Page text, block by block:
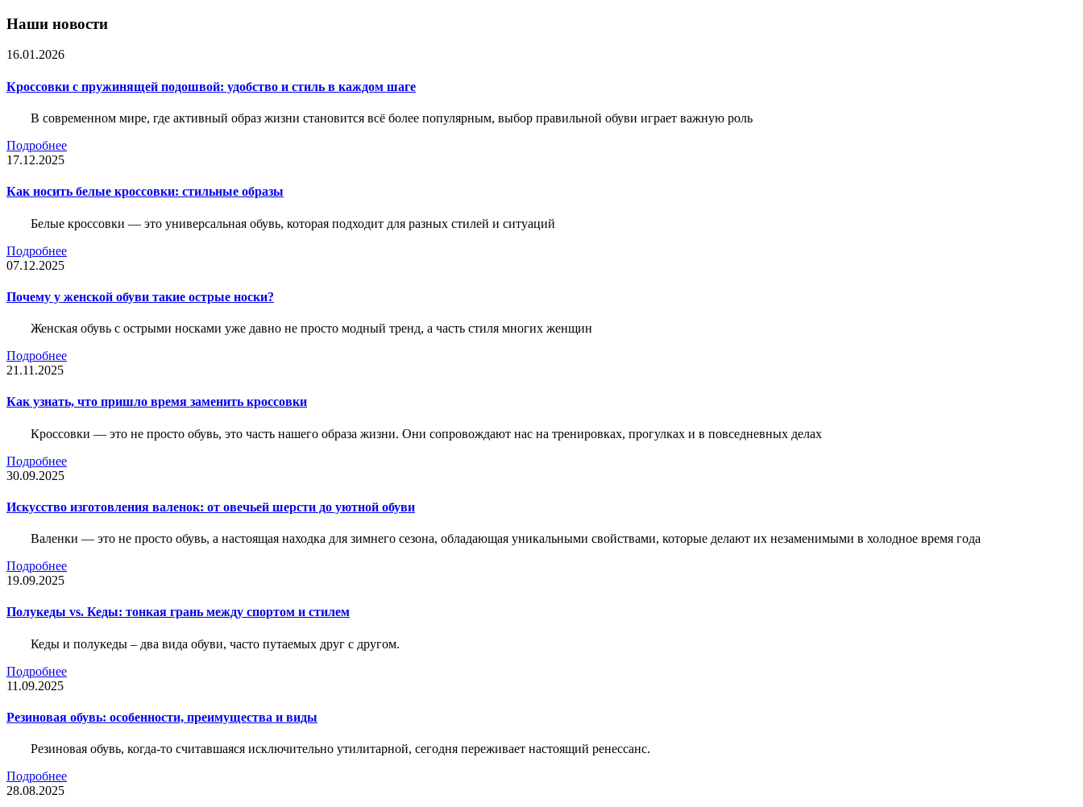
Наши новости
16.01.2026
Кроссовки с пружинящей подошвой: удобство и стиль в каждом шаге
В современном мире, где активный образ жизни становится всё более популярным, выбор правильной обуви играет важную роль
Подробнее
17.12.2025
Как носить белые кроссовки: стильные образы
Белые кроссовки — это универсальная обувь, которая подходит для разных стилей и ситуаций
Подробнее
07.12.2025
Почему у женской обуви такие острые носки?
Женская обувь с острыми носками уже давно не просто модный тренд, а часть стиля многих женщин
Подробнее
21.11.2025
Как узнать, что пришло время заменить кроссовки
Кроссовки — это не просто обувь, это часть нашего образа жизни. Они сопровождают нас на тренировках, прогулках и в повседневных делах
Подробнее
30.09.2025
Искусство изготовления валенок: от овечьей шерсти до уютной обуви
Валенки — это не просто обувь, а настоящая находка для зимнего сезона, обладающая уникальными свойствами, которые делают их незаменимыми в холодное время года
Подробнее
19.09.2025
Полукеды vs. Кеды: тонкая грань между спортом и стилем
Кеды и полукеды – два вида обуви, часто путаемых друг с другом.
Подробнее
11.09.2025
Резиновая обувь: особенности, преимущества и виды
Резиновая обувь, когда-то считавшаяся исключительно утилитарной, сегодня переживает настоящий ренессанс.
Подробнее
28.08.2025